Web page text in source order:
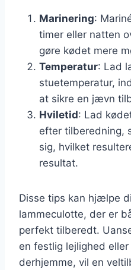
Marinering:
timer eller natten
gøre kødet mere
Temperatur: Lad
stuetemperatur,
at sikre en jævn
Hviletid: Lad
efter tilberedning,
sig, hvilket
resultat.
Disse tips kan hjælpe
lammeculotte, der er
perfekt tilberedt.
en festlig lejlighed
derhjemme, vil en